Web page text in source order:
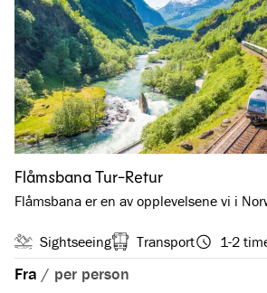
Flåmsbana Tur-Retur
Flåmsbana er en av opplevelsene vi i
Sightseeing Transport 1-2
Fra / per person